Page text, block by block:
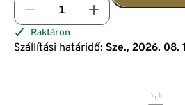
Raktáron
Szállítási határidő: Sze., 2026. 08.